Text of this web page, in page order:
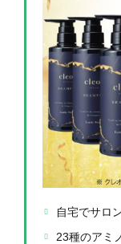
自宅でサロ
23種のアミ